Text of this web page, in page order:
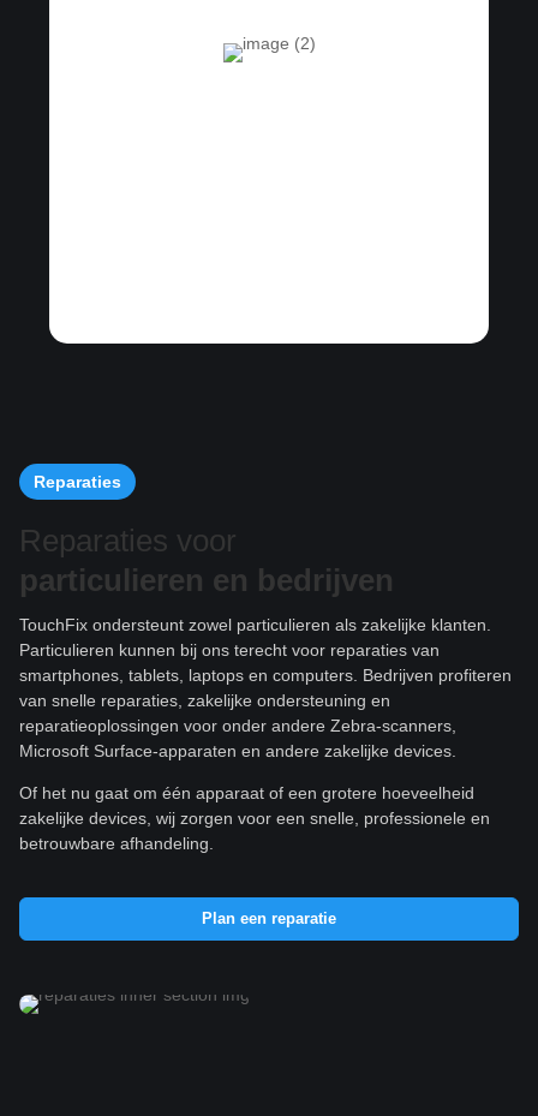
Reparaties
Reparaties voor
particulieren en bedrijven
TouchFix ondersteunt zowel particulieren als zakelijke klanten.
Particulieren kunnen bij ons terecht voor reparaties van
smartphones, tablets, laptops en computers. Bedrijven profiteren
van snelle reparaties, zakelijke ondersteuning en
reparatieoplossingen voor onder andere Zebra-scanners,
Microsoft Surface-apparaten en andere zakelijke devices.
Of het nu gaat om één apparaat of een grotere hoeveelheid
zakelijke devices, wij zorgen voor een snelle, professionele en
betrouwbare afhandeling.
Plan een reparatie